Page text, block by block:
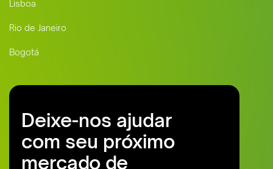
Lisboa
Rio de Janeiro
Bogotá
Deixe-nos ajudar
com seu próximo
mercado de